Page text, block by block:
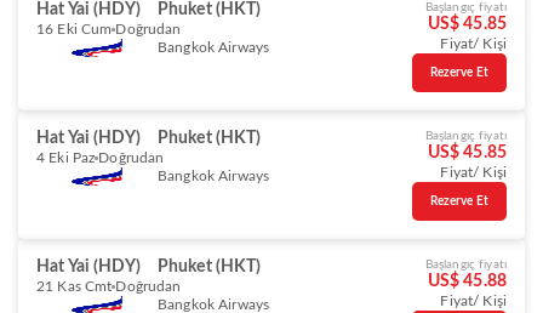
Hat Yai (HDY) Phuket (HKT)
16 Eki Cum Doğrudan
Bangkok Airways
Başlangıç fiyatı
US$ 45.85
Fiyat/ Kişi
Rezerve Et
Hat Yai (HDY) Phuket (HKT)
4 Eki Paz Doğrudan
Bangkok Airways
Başlangıç fiyatı
US$ 45.85
Fiyat/ Kişi
Rezerve Et
Hat Yai (HDY) Phuket (HKT)
21 Kas Cmt Doğrudan
Bangkok Airways
Başlangıç fiyatı
US$ 45.88
Fiyat/ Kişi